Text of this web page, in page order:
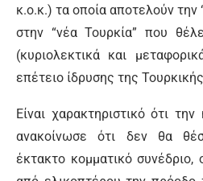
κ.ο.κ.) τα οποία αποτελούν την
στην “νέα Τουρκία” που
(κυριολεκτικά και
επέτειο ίδρυσης της
Είναι χαρακτηριστικό ότι
ανακοίνωσε ότι δεν θα
έκτακτο κομματικό